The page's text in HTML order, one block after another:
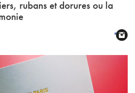
rubans et dorures ou la